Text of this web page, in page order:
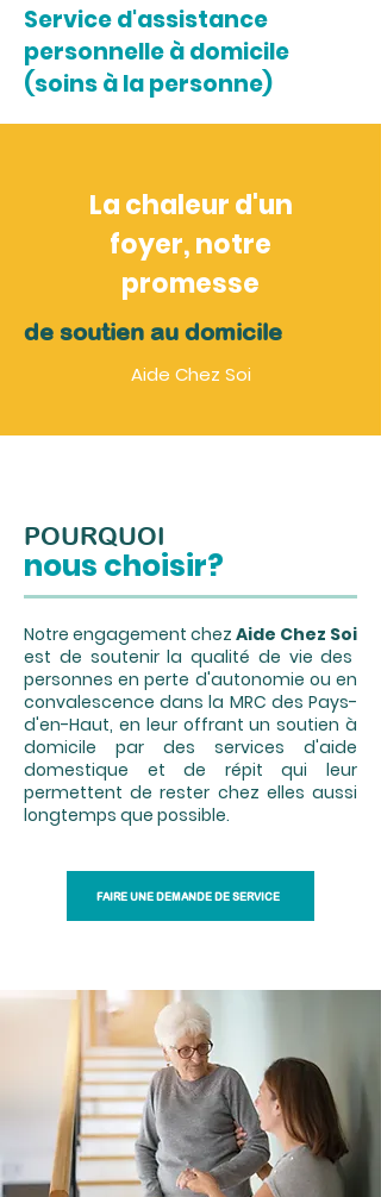
Service d'assistance
personnelle à domicile
(soins à la personne)
La chaleur d'un
foyer, notre
promesse
de soutien au domicile
Aide Chez Soi
POURQUOI
nous choisir?
Notre engagement chez Aide Chez Soi
est de soutenir la qualité de vie des
personnes en perte d'autonomie ou en
convalescence dans la MRC des Pays-
d'en-Haut, en leur offrant un soutien à
domicile par des services d'aide
domestique et de répit qui leur
permettent de rester chez elles aussi
longtemps que possible.
FAIRE UNE DEMANDE DE SERVICE